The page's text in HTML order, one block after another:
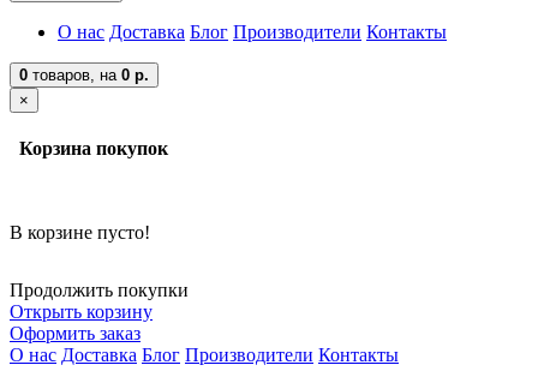
О нас Доставка Блог Производители Контакты
0 товаров, на 0 р.
×
Корзина покупок
В корзине пусто!
Продолжить покупки
Открыть корзину
Оформить заказ
О нас Доставка Блог Производители Контакты